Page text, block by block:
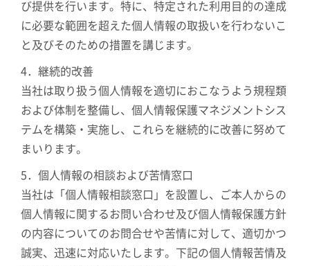
び提供を行います。特に、特定された利用目的の達成
に必要な範囲を超えた個人情報の取扱いを行わないこ
と及びそのための措置を講じます。
4．継続的改善
当社は取り扱う個人情報を適切におこなうよう規程類
および体制を整備し、個人情報保護マネジメントシス
テムを構築・実施し、これらを継続的に改善に努めて
まいります。
5．個人情報の相談および苦情窓口
当社は「個人情報相談窓口」を設置し、ご本人からの
個人情報に関するお問い合わせ及び個人情報保護方針
の内容についてのお問合せや苦情に対して、適切かつ
誠実、迅速に対応いたします。下記の個人情報苦情及